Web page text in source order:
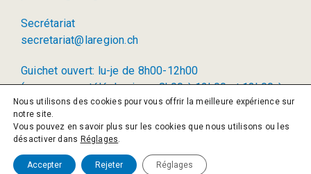
Secrétariat
secretariat@laregion.ch
Guichet ouvert: lu-je de 8h00-12h00
(permanence téléphonique: 8h00 à 12h00 et 13h00 à
17h00)
© 2026 La Région SA
Nous utilisons des cookies pour vous offrir la meilleure expérience sur
notre site.
Vous pouvez en savoir plus sur les cookies que nous utilisons ou les
désactiver dans Réglages.
Accepter Rejeter Réglages